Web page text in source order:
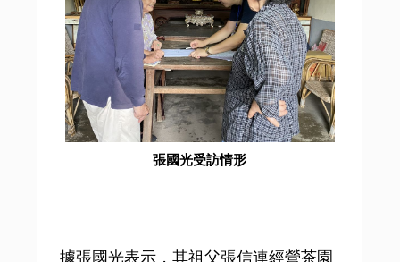
張國光受訪情形
據張國光表示，其祖父張信連經營茶園